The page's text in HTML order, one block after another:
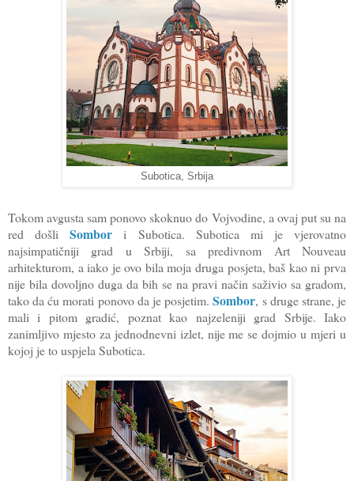
Subotica, Srbija
Tokom avgusta sam ponovo skoknuo do Vojvodine, a ovaj put su na
red došliSombor i Subotica. Subotica mi je vjerovatno
najsimpatičniji grad u Srbiji, sa predivnom Art Nouveau
arhitekturom, a iako je ovo bila moja druga posjeta, baš kao ni prva
nije bila dovoljno duga da bih se na pravi način saživio sa gradom,
tako da ću morati ponovo da je posjetim.Sombor, s druge strane, je
mali i pitom gradić, poznat kao najzeleniji grad Srbije. Iako
zanimljivo mjesto za jednodnevni izlet, nije me se dojmio u mjeri u
kojoj je to uspjela Subotica.